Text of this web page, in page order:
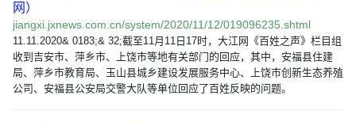
网）
jiangxi.jxnews.com.cn/system/2020/11/12/019096235.shtml
11.11.2020& 0183;& 32;截至11月11日17时，大江网《百姓之声》栏目组
收到吉安市、萍乡市、上饶市等地有关部门的回应，其中，安福县住建
局、萍乡市教育局、玉山县城乡建设发展服务中心、上饶市创新生态养殖
公司、安福县公安局交警大队等单位回应了百姓反映的问题。